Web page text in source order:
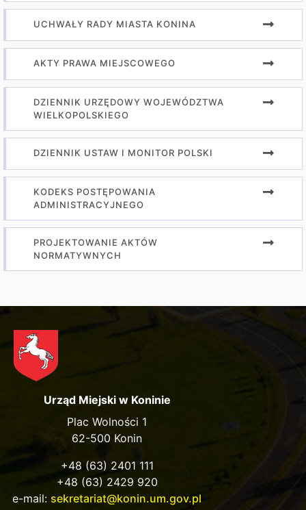
UCHWAŁY RADY MIASTA KONINA
AKTY PRAWA MIEJSCOWEGO
DZIENNIK URZĘDOWY WOJEWÓDZTWA
WIELKOPOLSKIEGO
DZIENNIK USTAW I MONITOR POLSKI
KODEKS POSTĘPOWANIA
ADMINISTRACYJNEGO
PROJEKTOWANIE AKTÓW
NORMATYWNYCH
Urząd Miejski w Koninie
Plac Wolności 1
62-500 Konin
+48 (63) 2401 111
+48 (63) 2429 920
e-mail: sekretariat@konin.um.gov.pl